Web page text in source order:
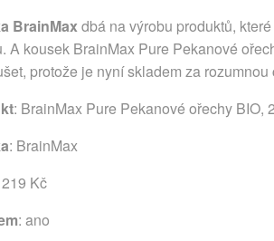
BrainMaxdbá na výrobu produktů,
A kousek BrainMax Pure Pekanové
protože je nyní skladem za rozumnou
: BrainMax Pure Pekanové ořechy BIO,
: BrainMax
Kč
: ano